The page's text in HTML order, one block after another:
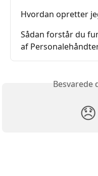
Hvordan opretter
Sådan forstår du
af
Besvarede
😞